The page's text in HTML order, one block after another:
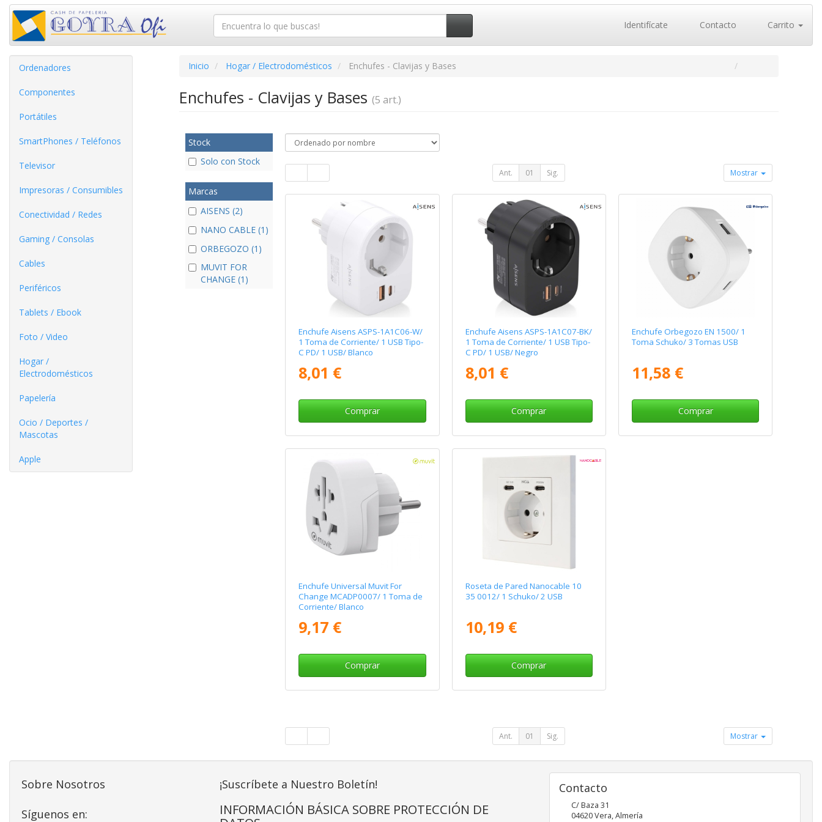
Identifícate Contacto Carrito
Ordenadores
Componentes
Portátiles
SmartPhones / Teléfonos
Televisor
Impresoras / Consumibles
Conectividad / Redes
Gaming / Consolas
Cables
Periféricos
Tablets / Ebook
Foto / Video
Hogar /
Electrodomésticos
Papelería
Ocio / Deportes /
Mascotas
Apple
Inicio Hogar / Electrodomésticos Enchufes - Clavijas y Bases
Enchufes - Clavijas y Bases (5 art.)
Stock
Solo con Stock
Marcas
AISENS (2)
NANO CABLE (1)
ORBEGOZO (1)
MUVIT FOR
CHANGE (1)
Ant. 01 Sig. Mostrar
Enchufe Aisens ASPS-1A1C06-W/
1 Toma de Corriente/ 1 USB Tipo-
C PD/ 1 USB/ Blanco
8,01 €
Comprar
Enchufe Aisens ASPS-1A1C07-BK/
1 Toma de Corriente/ 1 USB Tipo-
C PD/ 1 USB/ Negro
8,01 €
Comprar
Enchufe Orbegozo EN 1500/ 1
Toma Schuko/ 3 Tomas USB
11,58 €
Comprar
Enchufe Universal Muvit For
Change MCADP0007/ 1 Toma de
Corriente/ Blanco
9,17 €
Comprar
Roseta de Pared Nanocable 10
35 0012/ 1 Schuko/ 2 USB
10,19 €
Comprar
Ant. 01 Sig. Mostrar
Sobre Nosotros
Síguenos en:
¡Suscríbete a Nuestro Boletín!
INFORMACIÓN BÁSICA SOBRE PROTECCIÓN DE
Contacto
C/ Baza 31
04620Vera,Almería